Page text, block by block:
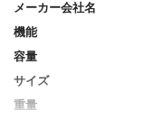
メーカー会社名
機能
容量
サイズ
重量